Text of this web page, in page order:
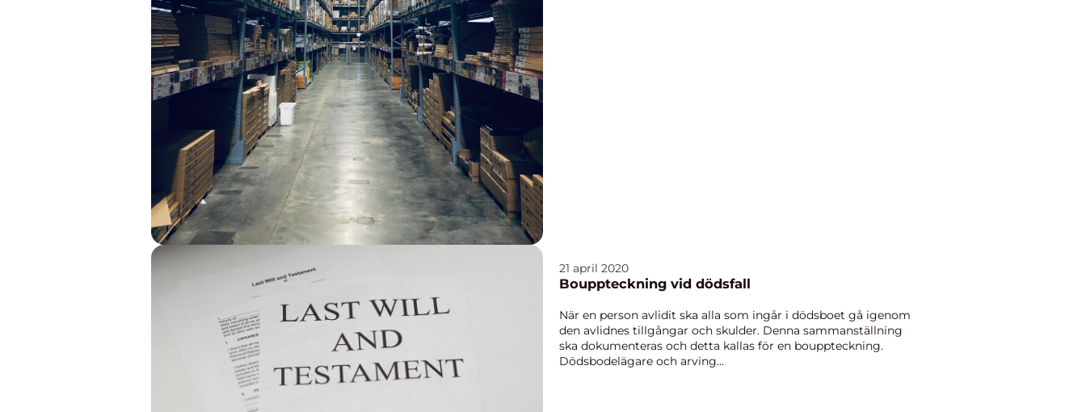
21 april 2020
Bouppteckning vid dödsfall
När en person avlidit ska alla som ingår i dödsboet gå igenom
den avlidnes tillgångar och skulder. Denna sammanställning
ska dokumenteras och detta kallas för en bouppteckning.
Dödsbodelägare och arving...